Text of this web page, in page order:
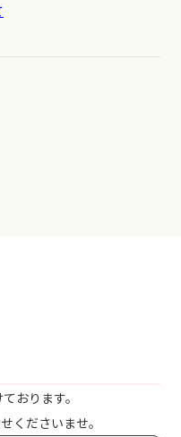
おります。
くださいませ。